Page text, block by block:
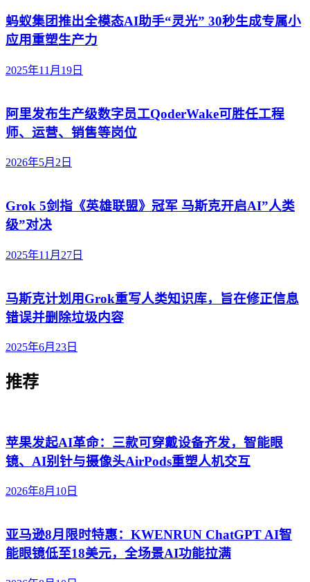
蚂蚁集团推出全模态AI助手“灵光” 30秒生成专属小
应用重塑生产力
2025年11月19日
阿里发布生产级数字员工QoderWake可胜任工程
师、运营、销售等岗位
2026年5月2日
Grok 5剑指《英雄联盟》冠军 马斯克开启AI”人类
级”对决
2025年11月27日
马斯克计划用Grok重写人类知识库，旨在修正信息
错误并删除垃圾内容
2025年6月23日
推荐
苹果发起AI革命：三款可穿戴设备齐发，智能眼
镜、AI别针与摄像头AirPods重塑人机交互
2026年8月10日
亚马逊8月限时特惠：KWENRUN ChatGPT AI智
能眼镜低至18美元，全场景AI功能拉满